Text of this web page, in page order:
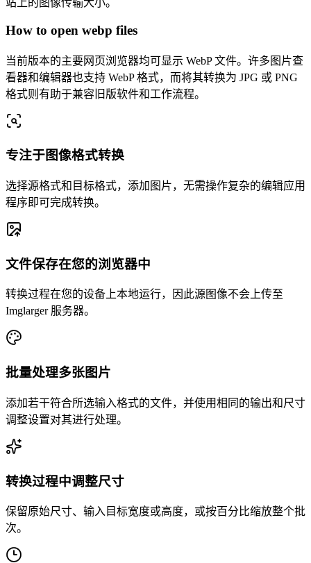
站上的图像传输大小。
How to open webp files
当前版本的主要网页浏览器均可显示 WebP 文件。许多图片查
看器和编辑器也支持 WebP 格式，而将其转换为 JPG 或 PNG
格式则有助于兼容旧版软件和工作流程。
专注于图像格式转换
选择源格式和目标格式，添加图片，无需操作复杂的编辑应用
程序即可完成转换。
文件保存在您的浏览器中
转换过程在您的设备上本地运行，因此源图像不会上传至
Imglarger 服务器。
批量处理多张图片
添加若干符合所选输入格式的文件，并使用相同的输出和尺寸
调整设置对其进行处理。
转换过程中调整尺寸
保留原始尺寸、输入目标宽度或高度，或按百分比缩放整个批
次。